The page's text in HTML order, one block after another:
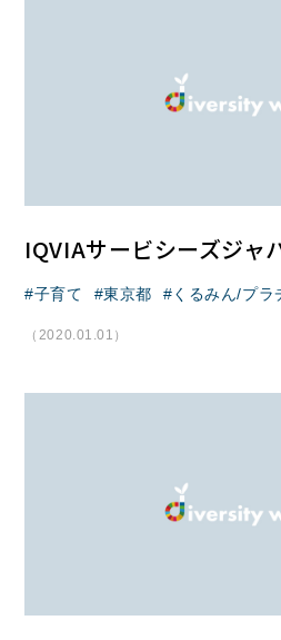
IQVIAサービシーズジャ
子育て 東京都 くるみん/プラ
（2020.01.01）